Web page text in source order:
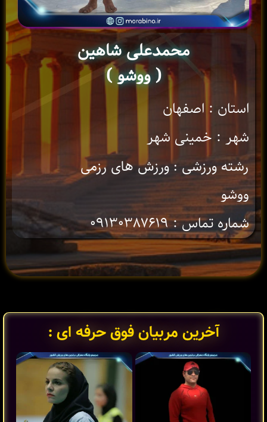
محمدعلی شاهین
( ووشو )
استان : اصفهان
شهر : خمینی شهر
رشته ورزشی : ورزش های رزمی
ووشو
شماره تماس : ۰۹۱۳۰۳۸۷۶۱۹
آخرین مربیان فوق حرفه ای :